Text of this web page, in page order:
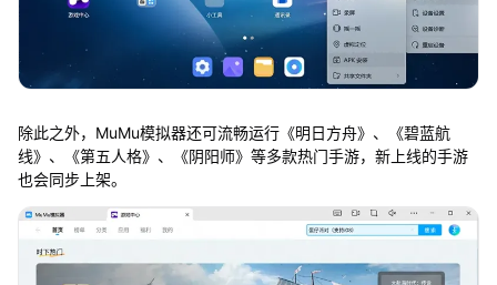
除此之外，MuMu模拟器还可流畅运行《明日方舟》、《碧蓝航
线》、《第五人格》、《阴阳师》等多款热门手游，新上线的手游
也会同步上架。